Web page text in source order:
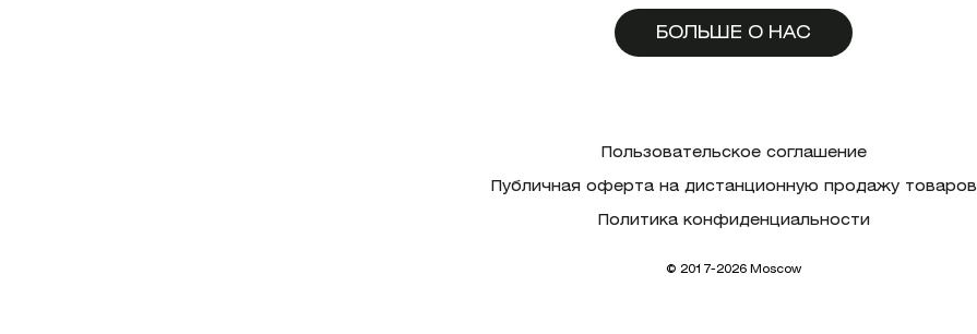
БОЛЬШЕ О НАС
Пользовательское соглашение
Публичная оферта на дистанционную продажу товаров
Политика конфиденциальности
© 2017-2026 Moscow